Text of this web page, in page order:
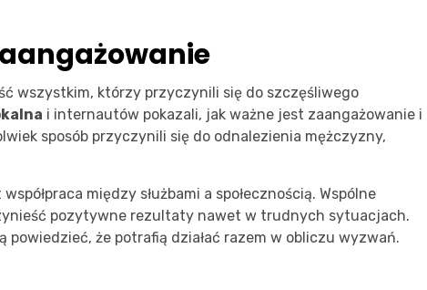
wszystkim, którzy przyczynili się do szczęśliwego
i internautów pokazali, jak ważne jest zaangażowanie i
sposób przyczynili się do odnalezienia mężczyzny,
między służbami a społecznością. Wspólne
pozytywne rezultaty nawet w trudnych sytuacjach.
powiedzieć, że potrafią działać razem w obliczu wyzwań.